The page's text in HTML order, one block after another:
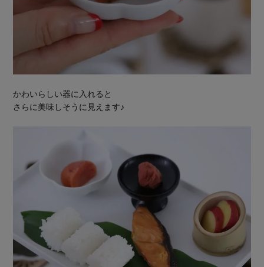
かわいらしい器に入れると
さらに美味しそうに見えます♪